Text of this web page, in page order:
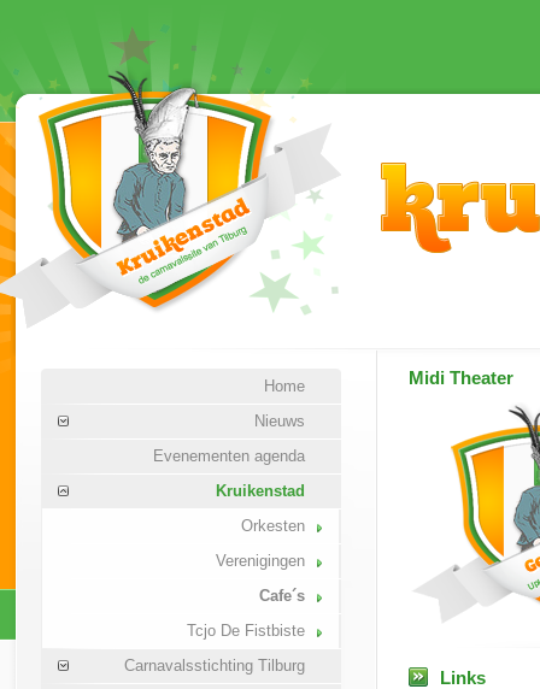
Home
Nieuws
Evenementen agenda
Kruikenstad
Orkesten
Verenigingen
Cafe´s
Tcjo De Fistbiste
Carnavalsstichting Tilburg
Midi Theater
Links